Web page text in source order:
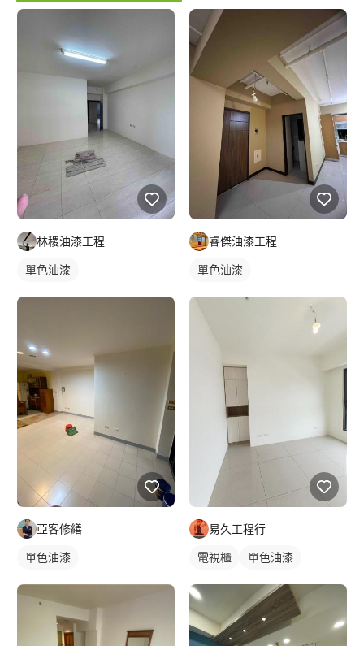
林稷油漆工程
單色油漆
亞客修繕
單色油漆
睿傑油漆工程
單色油漆
易久工程行
電視櫃 單色油漆